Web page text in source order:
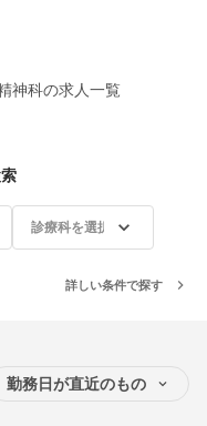
神科の求人一覧
診療科を選択
詳しい条件で探す
勤務日が直近のもの